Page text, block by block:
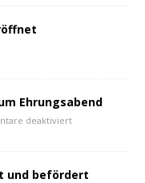
Ehrungsabend
deaktiviert
und befördert